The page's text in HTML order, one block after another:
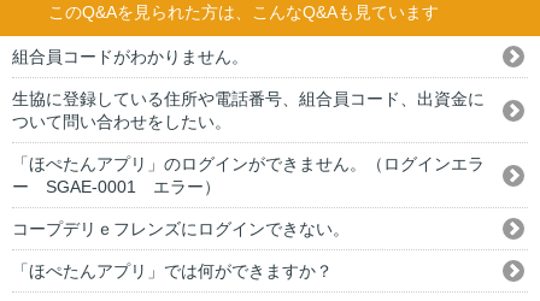
このQ&Aを見られた方は、こんなQ&Aも見ています
組合員コードがわかりません。
生協に登録している住所や電話番号、組合員コード、出資金に
ついて問い合わせをしたい。
「ほぺたんアプリ」のログインができません。（ログインエラ
ー SGAE-0001 エラー）
コープデリｅフレンズにログインできない。
「ほぺたんアプリ」では何ができますか？